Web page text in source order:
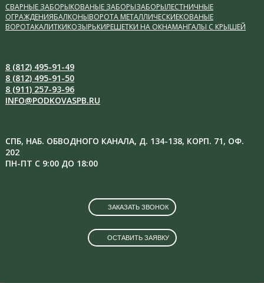
СВАРНЫЕ ЗАБОРЫКОВАНЫЕ ЗАБОРЫЗАБОРЫЛЕСТНИЧНЫЕ
ОГРАЖДЕНИЯБАЛКОНЫВОРОТА МЕТАЛЛИЧЕСКИЕКОВАНЫЕ
ВОРОТАКАЛИТКИКОЗЫРЬКИРЕШЕТКИ НА ОКНАМАНГАЛЫ С КРЫШЕЙ
8 (812) 495-91-49
8 (812) 495-91-50
8 (911) 257-93-96
INFO@PODKOVASPB.RU
СПБ, НАБ. ОБВОДНОГО КАНАЛА, Д. 134-138, КОРП. 71, ОФ.
202
ПН-ПТ С 9:00 ДО 18:00
ЗАКАЗАТЬ ЗВОНОК
ОСТАВИТЬ ЗАЯВКУ